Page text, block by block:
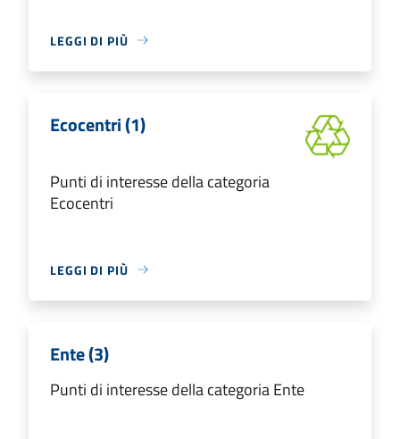
LEGGI DI PIÙ
Ecocentri (1)
Punti di interesse della categoria
Ecocentri
LEGGI DI PIÙ
Ente (3)
Punti di interesse della categoria Ente